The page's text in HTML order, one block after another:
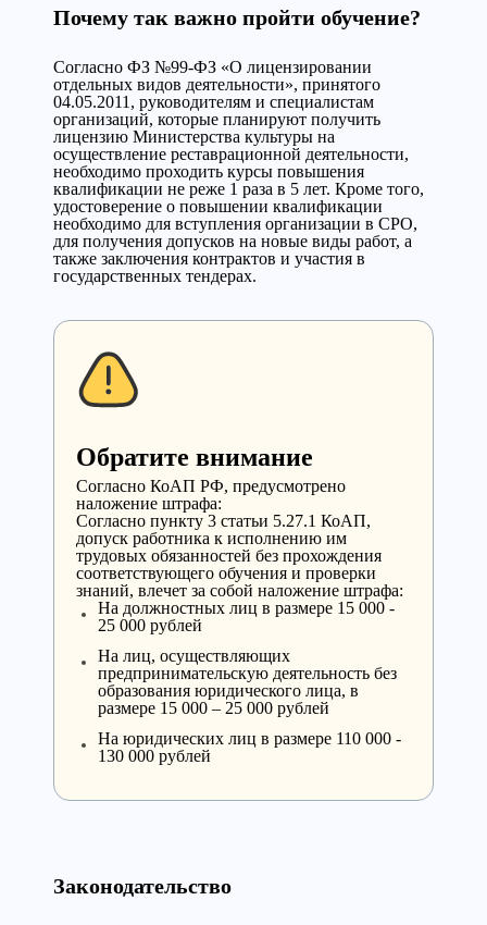
Почему так важно пройти обучение?
Согласно ФЗ №99-ФЗ «О лицензировании
отдельных видов деятельности», принятого
04.05.2011, руководителям и специалистам
организаций, которые планируют получить
лицензию Министерства культуры на
осуществление реставрационной деятельности,
необходимо проходить курсы повышения
квалификации не реже 1 раза в 5 лет. Кроме того,
удостоверение о повышении квалификации
необходимо для вступления организации в СРО,
для получения допусков на новые виды работ, а
также заключения контрактов и участия в
государственных тендерах.
Обратите внимание
Cогласно КоАП РФ, предусмотрено
наложение штрафа:
Согласно пункту 3 статьи 5.27.1 КоАП,
допуск работника к исполнению им
трудовых обязанностей без прохождения
соответствующего обучения и проверки
знаний, влечет за собой наложение штрафа:
На должностных лиц в размере 15 000 -
25 000 рублей
На лиц, осуществляющих
предпринимательскую деятельность без
образования юридического лица, в
размере 15 000 – 25 000 рублей
На юридических лиц в размере 110 000 -
130 000 рублей
Законодательство